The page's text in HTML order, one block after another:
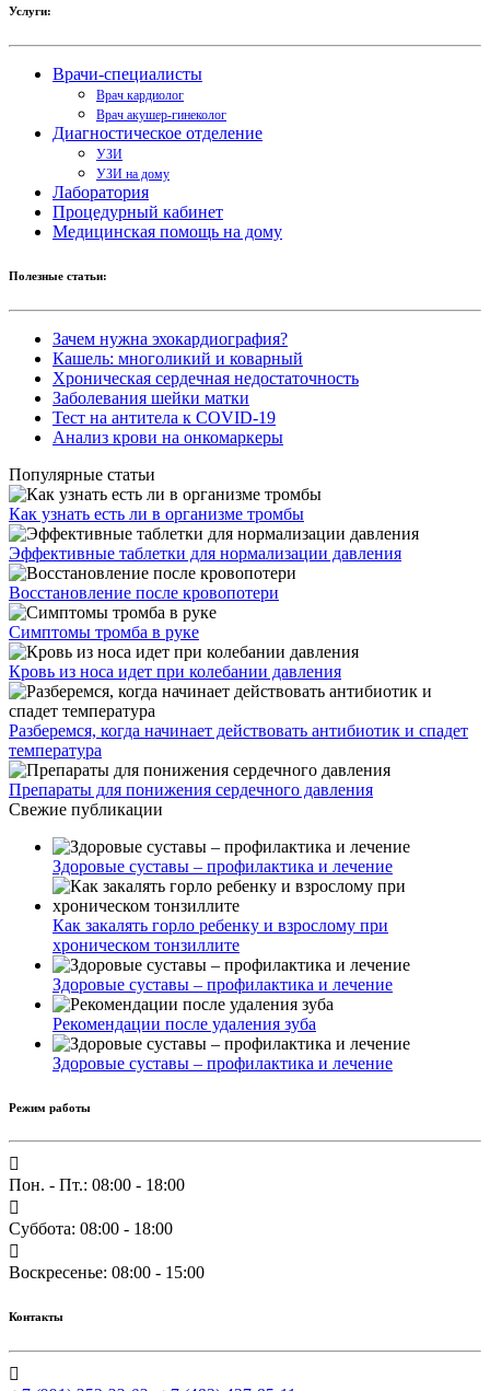
Препараты для понижения сердечного давления
Свежие публикации
Здоровые суставы – профилактика и лечение
Как закалять горло ребенку и взрослому при
Рекомендации после удаления зуба
Здоровые суставы – профилактика и лечение
Режим работы
Пон. - Пт.: 08:00 - 18:00
Суббота: 08:00 - 18:00
Воскресенье: 08:00 - 15:00
Контакты
+7 (991) 352-33-03; +7 (482) 427-85-11
Россия, Тверская область, Конаковский район, п.г.т.
Новозавидовский, ул.Транспортная д.1, эт.2
info@zv-clinic.ru
Медицинский центр «Земский Врач».